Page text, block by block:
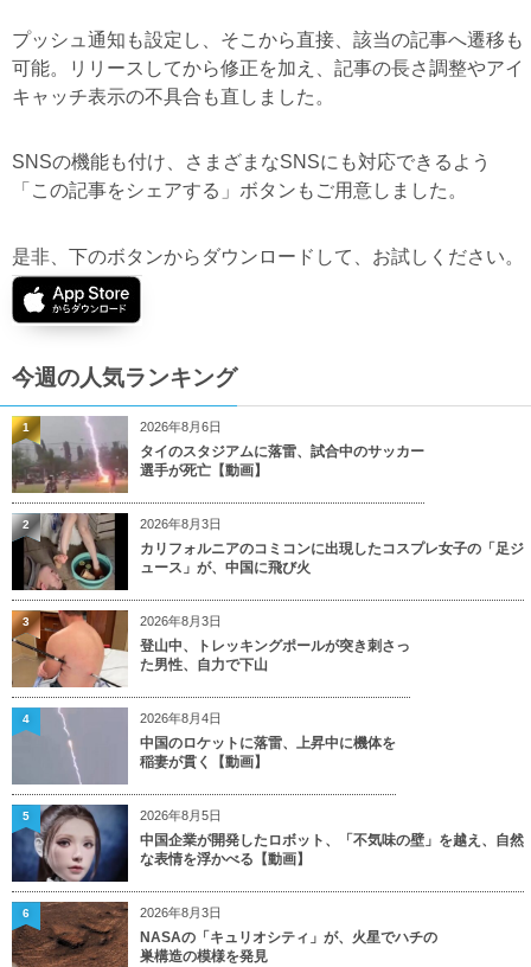
プッシュ通知も設定し、そこから直接、該当の記事へ遷移も
可能。リリースしてから修正を加え、記事の長さ調整やアイ
キャッチ表示の不具合も直しました。
SNSの機能も付け、さまざまなSNSにも対応できるよう
「この記事をシェアする」ボタンもご用意しました。
是非、下のボタンからダウンロードして、お試しください。
今週の人気ランキング
2026年8月6日
タイのスタジアムに落雷、試合中のサッカー
選手が死亡【動画】
1
2026年8月3日
カリフォルニアのコミコンに出現したコスプレ女子の「足ジ
ュース」が、中国に飛び火
2
2026年8月3日
登山中、トレッキングポールが突き刺さっ
た男性、自力で下山
3
2026年8月4日
中国のロケットに落雷、上昇中に機体を
稲妻が貫く【動画】
4
2026年8月5日
中国企業が開発したロボット、「不気味の壁」を越え、自然
な表情を浮かべる【動画】
5
2026年8月3日
NASAの「キュリオシティ」が、火星でハチの
巣構造の模様を発見
6